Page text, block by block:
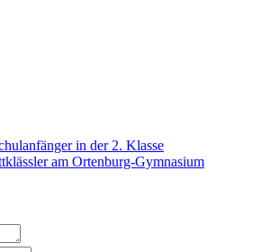
in der 2. Klasse
am Ortenburg-Gymnasium